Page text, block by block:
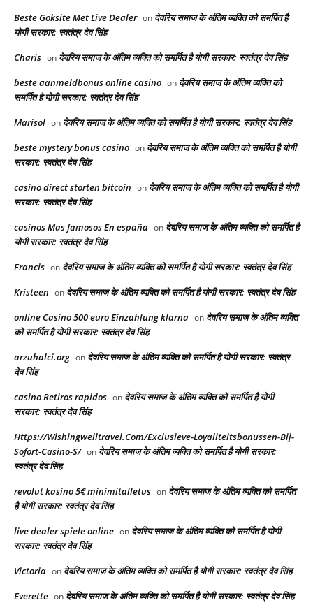
Beste Goksite Met Live Dealer on देवरिय समाज के अंतिम व्यक्ति को समर्पित है
योगी सरकार: स्वतंत्र देव सिंह
Charis on देवरिय समाज के अंतिम व्यक्ति को समर्पित है योगी सरकार: स्वतंत्र देव सिंह
beste aanmeldbonus online casino on देवरिय समाज के अंतिम व्यक्ति को
समर्पित है योगी सरकार: स्वतंत्र देव सिंह
Marisol on देवरिय समाज के अंतिम व्यक्ति को समर्पित है योगी सरकार: स्वतंत्र देव सिंह
beste mystery bonus casino on देवरिय समाज के अंतिम व्यक्ति को समर्पित है योगी
सरकार: स्वतंत्र देव सिंह
casino direct storten bitcoin on देवरिय समाज के अंतिम व्यक्ति को समर्पित है योगी
सरकार: स्वतंत्र देव सिंह
casinos Mas famosos En españa on देवरिय समाज के अंतिम व्यक्ति को समर्पित है
योगी सरकार: स्वतंत्र देव सिंह
Francis on देवरिय समाज के अंतिम व्यक्ति को समर्पित है योगी सरकार: स्वतंत्र देव सिंह
Kristeen on देवरिय समाज के अंतिम व्यक्ति को समर्पित है योगी सरकार: स्वतंत्र देव सिंह
online Casino 500 euro Einzahlung klarna on देवरिय समाज के अंतिम व्यक्ति
को समर्पित है योगी सरकार: स्वतंत्र देव सिंह
arzuhalci.org on देवरिय समाज के अंतिम व्यक्ति को समर्पित है योगी सरकार: स्वतंत्र
देव सिंह
casino Retiros rapidos on देवरिय समाज के अंतिम व्यक्ति को समर्पित है योगी
सरकार: स्वतंत्र देव सिंह
Https://Wishingwelltravel.Com/Exclusieve-Loyaliteitsbonussen-Bij-
Sofort-Casino-S/ on देवरिय समाज के अंतिम व्यक्ति को समर्पित है योगी सरकार:
स्वतंत्र देव सिंह
revolut kasino 5€ minimitalletus on देवरिय समाज के अंतिम व्यक्ति को समर्पित
है योगी सरकार: स्वतंत्र देव सिंह
live dealer spiele online on देवरिय समाज के अंतिम व्यक्ति को समर्पित है योगी
सरकार: स्वतंत्र देव सिंह
Victoria on देवरिय समाज के अंतिम व्यक्ति को समर्पित है योगी सरकार: स्वतंत्र देव सिंह
Everette on देवरिय समाज के अंतिम व्यक्ति को समर्पित है योगी सरकार: स्वतंत्र देव सिंह